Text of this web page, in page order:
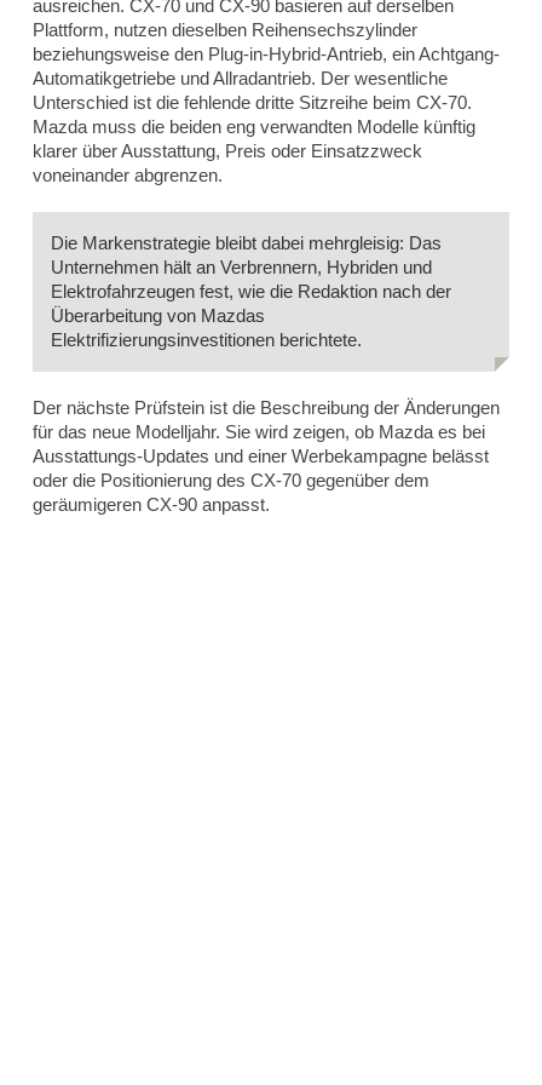
ausreichen. CX-70 und CX-90 basieren auf derselben
Plattform, nutzen dieselben Reihensechszylinder
beziehungsweise den Plug-in-Hybrid-Antrieb, ein Achtgang-
Automatikgetriebe und Allradantrieb. Der wesentliche
Unterschied ist die fehlende dritte Sitzreihe beim CX-70.
Mazda muss die beiden eng verwandten Modelle künftig
klarer über Ausstattung, Preis oder Einsatzzweck
voneinander abgrenzen.
Die Markenstrategie bleibt dabei mehrgleisig: Das
Unternehmen hält an Verbrennern, Hybriden und
Elektrofahrzeugen fest, wie die Redaktion nach der
Überarbeitung von Mazdas
Elektrifizierungsinvestitionen berichtete.
Der nächste Prüfstein ist die Beschreibung der Änderungen
für das neue Modelljahr. Sie wird zeigen, ob Mazda es bei
Ausstattungs-Updates und einer Werbekampagne belässt
oder die Positionierung des CX-70 gegenüber dem
geräumigeren CX-90 anpasst.